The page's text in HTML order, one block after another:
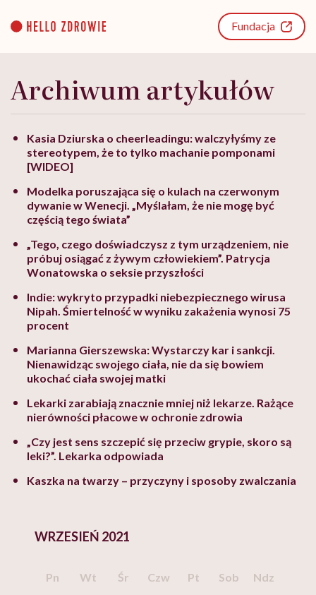
content
Fundacja
Archiwum artykułów
Kasia Dziurska o cheerleadingu: walczyłyśmy ze
stereotypem, że to tylko machanie pomponami
[WIDEO]
Modelka poruszająca się o kulach na czerwonym
dywanie w Wenecji. „Myślałam, że nie mogę być
częścią tego świata”
„Tego, czego doświadczysz z tym urządzeniem, nie
próbuj osiągać z żywym człowiekiem”. Patrycja
Wonatowska o seksie przyszłości
Indie: wykryto przypadki niebezpiecznego wirusa
Nipah. Śmiertelność w wyniku zakażenia wynosi 75
procent
Marianna Gierszewska: Wystarczy kar i sankcji.
Nienawidząc swojego ciała, nie da się bowiem
ukochać ciała swojej matki
Lekarki zarabiają znacznie mniej niż lekarze. Rażące
nierówności płacowe w ochronie zdrowia
„Czy jest sens szczepić się przeciw grypie, skoro są
leki?”. Lekarka odpowiada
Kaszka na twarzy – przyczyny i sposoby zwalczania
WRZESIEŃ 2021
Pn Wt Śr Czw Pt Sob
Ndz